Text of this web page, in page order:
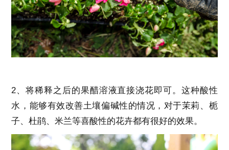
2、将稀释之后的果醋溶液直接浇花即可。这种酸性
水，能够有效改善土壤偏碱性的情况，对于茉莉、栀
子、杜鹃、米兰等喜酸性的花卉都有很好的效果。